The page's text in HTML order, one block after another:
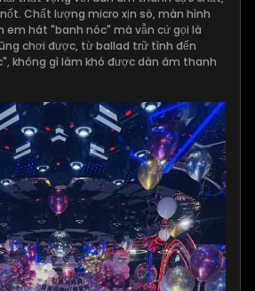
Chất lượng micro xịn sò, màn hình
em hát "banh nóc" mà vẫn cứ gọi là
chơi được, từ ballad trữ tình đến
không gì làm khó được dàn âm thanh